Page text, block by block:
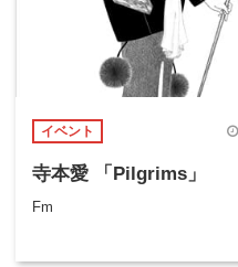
イベント
寺本愛 「Pilgrims」
Fm